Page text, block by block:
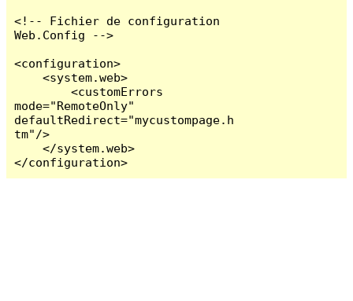
<!-- Fichier de configuration
Web.Config -->
<configuration>
    <system.web>
        <customErrors
mode="RemoteOnly"
defaultRedirect="mycustompage.h
tm"/>
    </system.web>
</configuration>